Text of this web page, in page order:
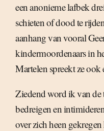
een anonieme lafbek
schieten of dood te
aanhang van vooral
kindermoordenaars in
Martelen spreekt ze ook
Ziedend word ik van de
bedreigen en
over zich heen